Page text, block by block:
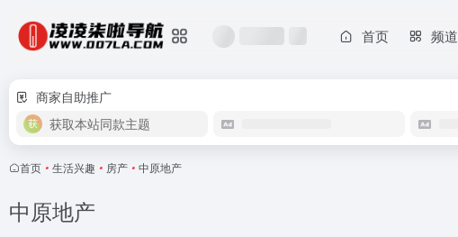
首页 频道
商家自助推广
获取本站同款主题
首页 • 生活兴趣 • 房产 • 中原地产
中原地产